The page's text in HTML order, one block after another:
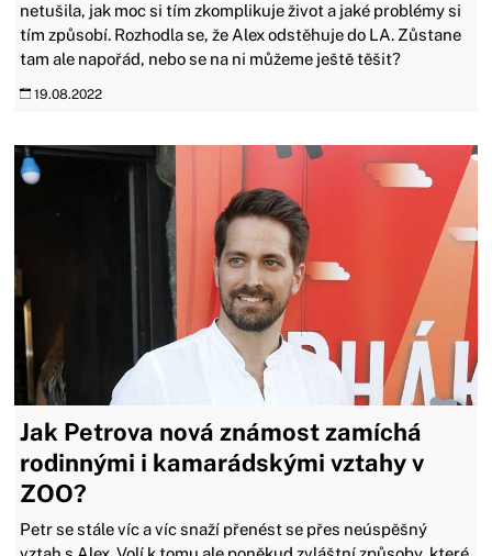
netušila, jak moc si tím zkomplikuje život a jaké problémy si
tím způsobí. Rozhodla se, že Alex odstěhuje do LA. Zůstane
tam ale napořád, nebo se na ni můžeme ještě těšit?
19.08.2022
Jak Petrova nová známost zamíchá
rodinnými i kamarádskými vztahy v
ZOO?
Petr se stále víc a víc snaží přenést se přes neúspěšný